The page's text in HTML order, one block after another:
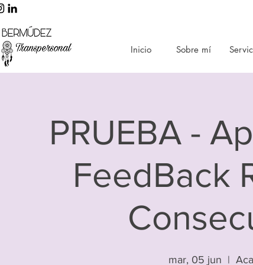
Inicio Sobre mí
PRUEBA -
FeedBack
mar, 05 jun
  |